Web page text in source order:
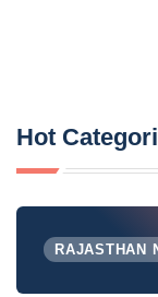
Hot
RAJASTHAN